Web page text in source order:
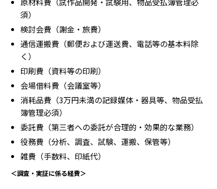
須）
検討会費（謝金・旅費）
通信運搬費（郵便および運送費、電話等の基本料除
く）
印刷費（資料等の印刷）
会場借料費（会議室等）
消耗品費（3万円未満の記録媒体・器具等、物品受払
簿管理必須）
委託費（第三者への委託が合理的・効果的な業務）
役務費（分析、調査、試験、運搬、保管等）
雑費（手数料、印紙代）
＜調査・実証に係る経費＞